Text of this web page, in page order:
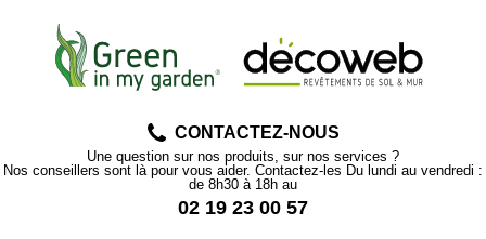
CONTACTEZ-NOUS
Une question sur nos produits, sur nos services ?
Nos conseillers sont là pour vous aider. Contactez-les Du lundi au vendredi :
de 8h30 à 18h au
02 19 23 00 57